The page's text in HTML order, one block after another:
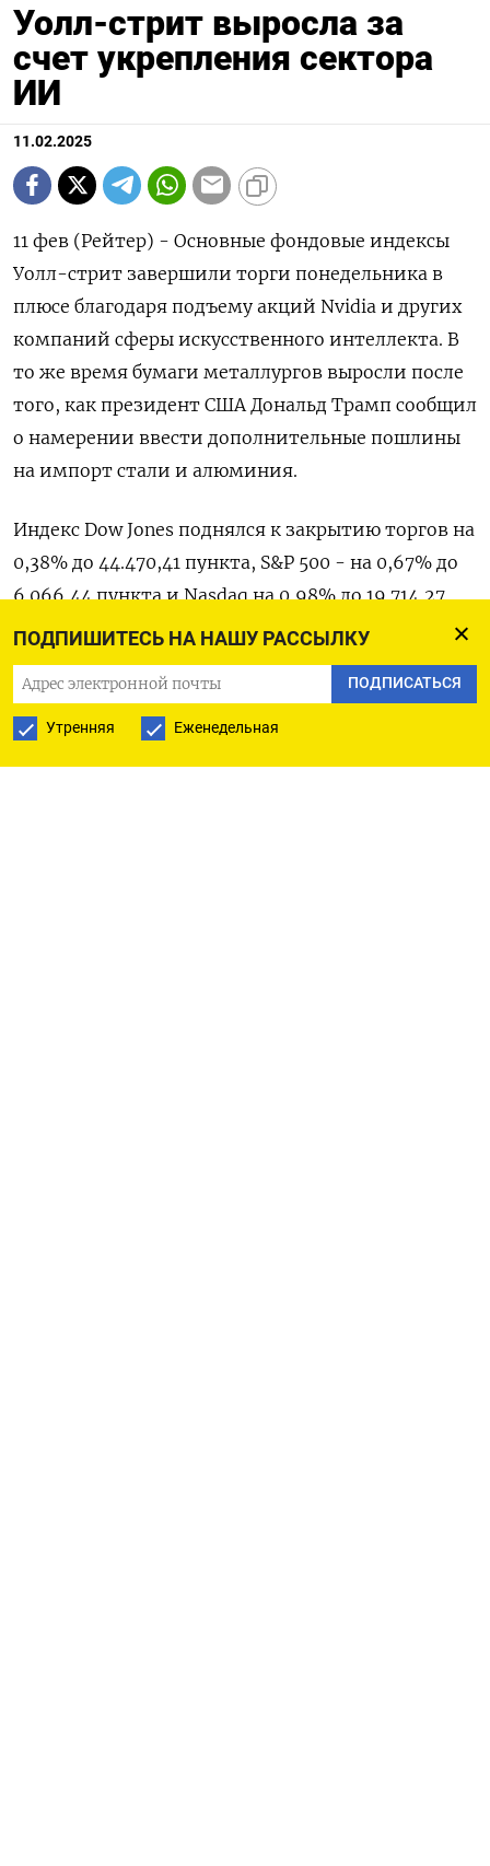
ПОДПИШИТЕСЬ НА НАШУ РАССЫЛКУ
ПОДПИСАТЬСЯ
Утренняя Еженедельная
Уолл-стрит выросла за
счет укрепления сектора
ИИ
11.02.2025
11 фев (Рейтер) - Основные фондовые индексы
Уолл-стрит завершили торги понедельника в
плюсе благодаря подъему акций Nvidia и других
компаний сферы искусственного интеллекта. В
то же время бумаги металлургов выросли после
того, как президент США Дональд Трамп сообщил
о намерении ввести дополнительные пошлины
на импорт стали и алюминия.
Индекс Dow Jones поднялся к закрытию торгов на
0,38% до 44.470,41 пункта, S&P 500 - на 0,67% до
6.066,44 пункта​ и ​Nasdaq на 0,98% до 19.714,27
пункта​.
Оригинал сообщения на английском языке
доступен по коду: